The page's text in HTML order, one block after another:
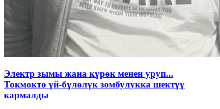
Электр зымы жана күрөк менен уруп...
Токмокто үй-бүлөлүк зомбулукка шектүү
кармалды